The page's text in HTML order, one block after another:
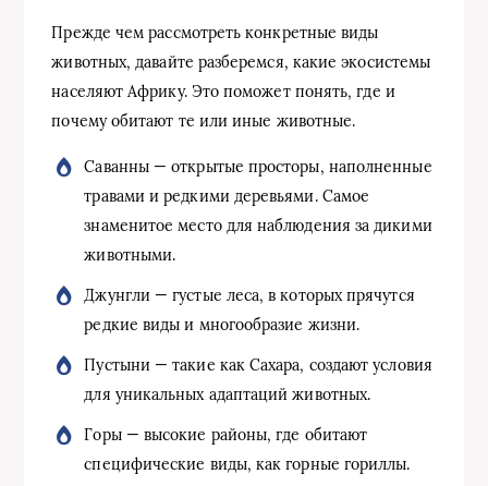
Прежде чем рассмотреть конкретные виды
животных, давайте разберемся, какие экосистемы
населяют Африку. Это поможет понять, где и
почему обитают те или иные животные.
Саванны — открытые просторы, наполненные
травами и редкими деревьями. Самое
знаменитое место для наблюдения за дикими
животными.
Джунгли — густые леса, в которых прячутся
редкие виды и многообразие жизни.
Пустыни — такие как Сахара, создают условия
для уникальных адаптаций животных.
Горы — высокие районы, где обитают
специфические виды, как горные гориллы.